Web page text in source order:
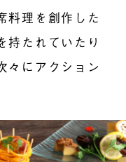
料理を創作した
持たれていたり
々にアクション